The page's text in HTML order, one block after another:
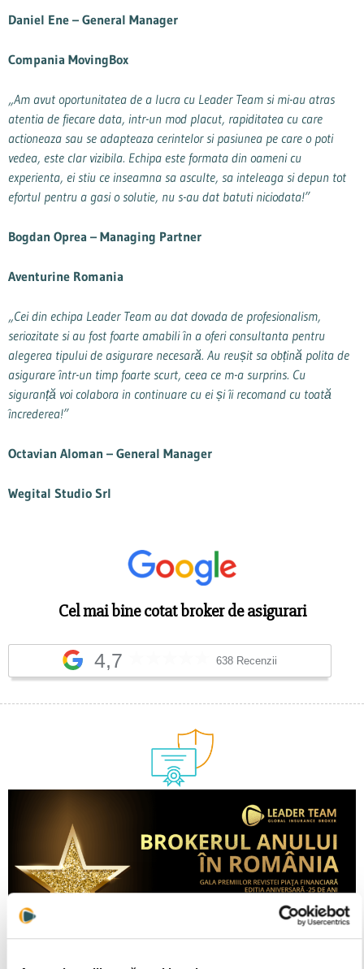
Daniel Ene – General Manager
Compania MovingBox
„Am avut oportunitatea de a lucra cu Leader Team si mi-au atras
atentia de fiecare data, intr-un mod placut, rapiditatea cu care
actioneaza sau se adapteaza cerintelor si pasiunea pe care o poti
vedea, este clar vizibila. Echipa este formata din oameni cu
experienta, ei stiu ce inseamna sa asculte, sa inteleaga si depun tot
efortul pentru a gasi o solutie, nu s-au dat batuti niciodata!”
Bogdan Oprea – Managing Partner
Aventurine Romania
„Cei din echipa Leader Team au dat dovada de profesionalism,
seriozitate si au fost foarte amabili în a oferi consultanta pentru
alegerea tipului de asigurare necesară. Au reușit sa obțină polita de
asigurare într-un timp foarte scurt, ceea ce m-a surprins. Cu
siguranță voi colabora in continuare cu ei și îi recomand cu toată
încrederea!”
Octavian Aloman – General Manager
Wegital Studio Srl
Cel mai bine cotat broker de asigurari
4,7 638 Recenzii